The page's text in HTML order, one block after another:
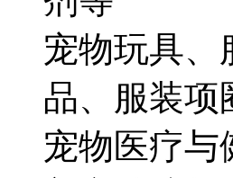
宠物玩具、
品、服装项
宠物医疗